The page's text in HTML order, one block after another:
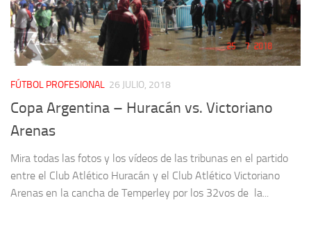
FÚTBOL PROFESIONAL 26 JULIO, 2018
Copa Argentina – Huracán vs. Victoriano
Arenas
Mira todas las fotos y los vídeos de las tribunas en el partido
entre el Club Atlético Huracán y el Club Atlético Victoriano
Arenas en la cancha de Temperley por los 32vos de la...